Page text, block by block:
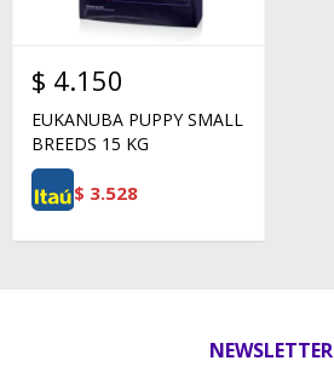
$ 4.150
EUKANUBA PUPPY SMALL
BREEDS 15 KG
$ 3.528
NEWSLETTER